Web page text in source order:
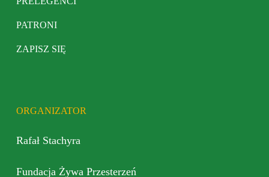
PATRONI
ZAPISZ SIĘ
ORGANIZATOR
Rafał Stachyra
Fundacja Żywa Przesterzeń